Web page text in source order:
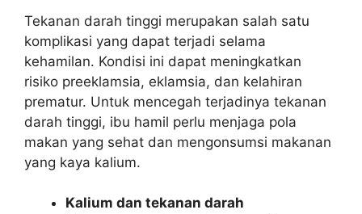
Tekanan darah tinggi merupakan salah satu
komplikasi yang dapat terjadi selama
kehamilan. Kondisi ini dapat meningkatkan
risiko preeklamsia, eklamsia, dan kelahiran
prematur. Untuk mencegah terjadinya tekanan
darah tinggi, ibu hamil perlu menjaga pola
makan yang sehat dan mengonsumsi makanan
yang kaya kalium.
Kalium dan tekanan darah